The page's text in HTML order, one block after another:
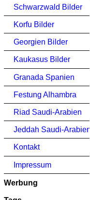
Schwarzwald Bilder
Korfu Bilder
Georgien Bilder
Kaukasus Bilder
Granada Spanien
Festung Alhambra
Riad Saudi-Arabien
Jeddah Saudi-Arabien
Kontakt
Impressum
Werbung